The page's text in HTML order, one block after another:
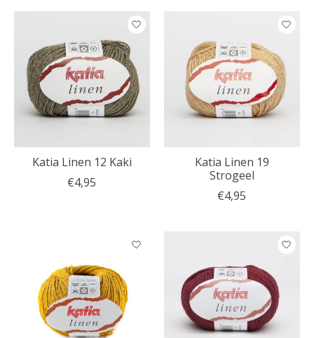
Katia Linen 12 Kaki
€4,95
Katia Linen 19
Strogeel
€4,95